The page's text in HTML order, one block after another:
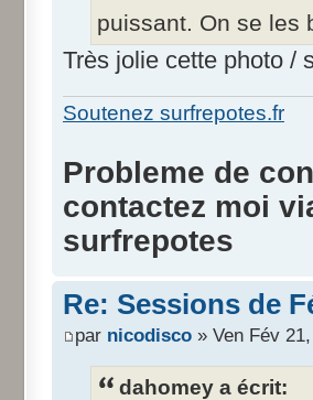
puissant. On se les
Très jolie cette photo /
Soutenez surfrepotes.fr
Probleme de
contactez moi
surfrepotes
Re: Sessions de
par nicodisco » Ven Fév
dahomey a écrit: